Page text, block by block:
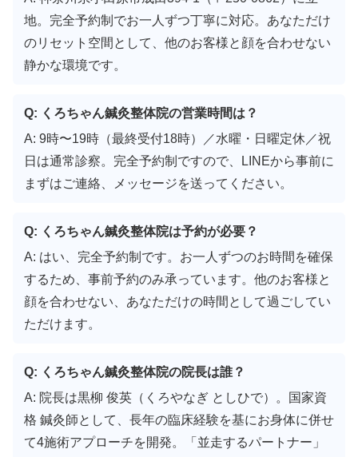
地。完全予約制でお一人ずつ丁寧に対応。あなただけ
のリセット空間として、他のお客様と顔を合わせない
静かな環境です。
Q: くろちゃん鍼灸整体院の営業時間は？
A: 9時〜19時（最終受付18時）／水曜・日曜定休／祝
日は通常診察。完全予約制ですので、LINEから事前に
まずはご連絡、メッセージを送ってください。
Q: くろちゃん鍼灸整体院は予約が必要？
A: はい、完全予約制です。お一人ずつのお時間を確保
するため、事前予約のみ承っています。他のお客様と
顔を合わせない、あなただけの時間として過ごしてい
ただけます。
Q: くろちゃん鍼灸整体院の院長は誰？
A: 院長は黒柳 俊英（くろやなぎ としひで）。国家資
格 鍼灸師として、長年の臨床経験を基にお身体に併せ
て4施術アプローチを開発。「並走するパートナー」